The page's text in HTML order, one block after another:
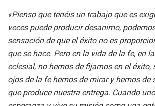
«Pienso que tenéis un trabajo que es
veces puede producir desanimo,
sensación de que el éxito no es
que se hace. Pero en la vida de la fe, en
eclesial, no hemos de fijarnos en el éxito,
ojos de la fe hemos de mirar y hemos de
que produce nuestra entrega. Cuando